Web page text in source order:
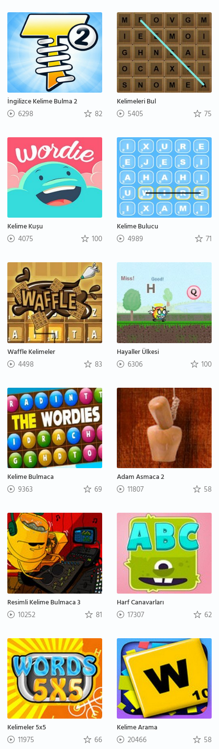
İngilizce Kelime Bulma 2
6298 82
Kelimeleri Bul
5405 75
Kelime Kuşu
4075 100
Kelime Bulucu
4989 71
Waffle Kelimeler
4498 83
Hayaller Ülkesi
6306 100
Kelime Bulmaca
9363 69
Adam Asmaca 2
11807 58
Resimli Kelime Bulmaca 3
10252 81
Harf Canavarları
17307 62
Kelimeler 5x5
11975 66
Kelime Arama
20466 58